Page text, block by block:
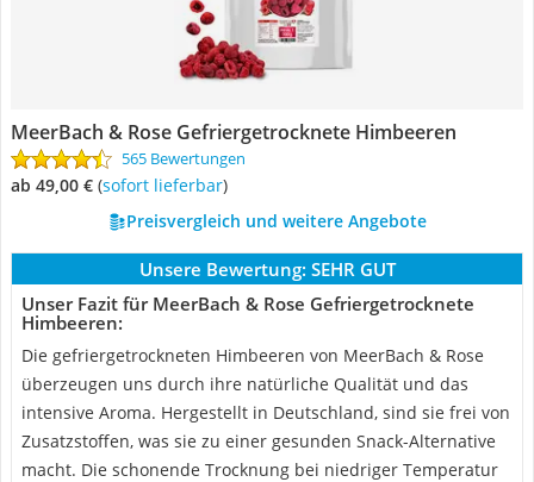
MeerBach & Rose Gefriergetrocknete Himbeeren
565 Bewertungen
ab 49,00 € ( Sofort lieferbar)
Preisvergleich und weitere Angebote
Unsere Bewertung: SEHR GUT
Unser Fazit für MeerBach & Rose Gefriergetrocknete
Himbeeren:
Die gefriergetrockneten Himbeeren von MeerBach & Rose
überzeugen uns durch ihre natürliche Qualität und das
intensive Aroma. Hergestellt in Deutschland, sind sie frei von
Zusatzstoffen, was sie zu einer gesunden Snack-Alternative
macht. Die schonende Trocknung bei niedriger Temperatur